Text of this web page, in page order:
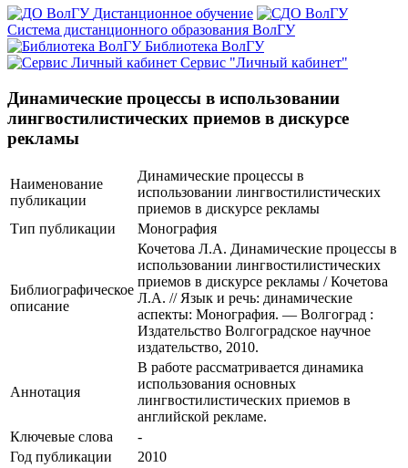
Дистанционное обучение
Система дистанционного образования ВолГУ
Библиотека ВолГУ
Сервис "Личный кабинет"
Динамические процессы в использовании
лингвостилистических приемов в дискурсе
рекламы
Наименование
публикации
Динамические процессы в
использовании лингвостилистических
приемов в дискурсе рекламы
Тип публикации
Монография
Библиографическое
описание
Кочетова Л.А. Динамические процессы в
использовании лингвостилистических
приемов в дискурсе рекламы / Кочетова
Л.А. // Язык и речь: динамические
аспекты: Монография. — Волгоград :
Издательство Волгоградское научное
издательство, 2010.
Аннотация
В работе рассматривается динамика
использования основных
лингвостилистических приемов в
английской рекламе.
Ключевые cлова
-
Год публикации
2010